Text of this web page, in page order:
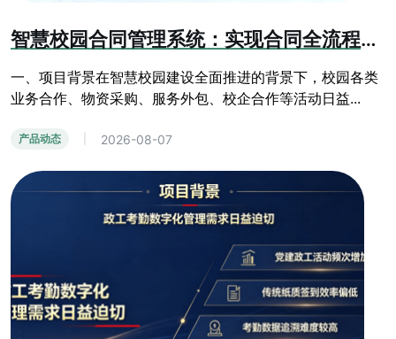
智慧校园合同管理系统：实现合同全流程数字化闭环管控
一、项目背景在智慧校园建设全面推进的背景下，校园各类
业务合作、物资采购、服务外包、校企合作等活动日益...
产品动态 2026-08-07